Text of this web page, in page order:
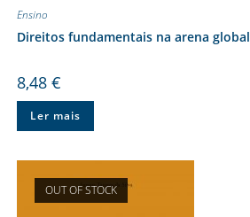
Ensino
Direitos fundamentais na arena global
8,48 €
Ler mais
OUT OF STOCK